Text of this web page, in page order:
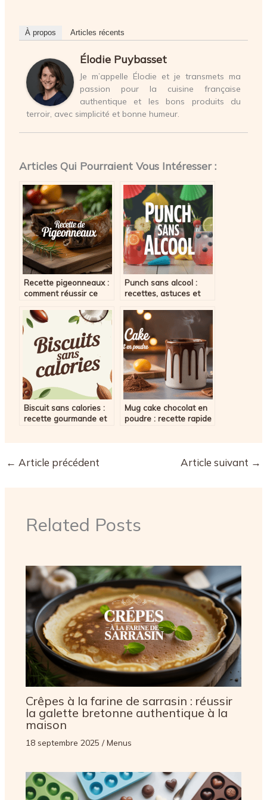
À propos Articles récents
Élodie Puybasset
Je m’appelle Élodie et je transmets ma
passion pour la cuisine française
authentique et les bons produits du
terroir, avec simplicité et bonne humeur.
Articles Qui Pourraient Vous Intéresser :
Recette pigeonneaux :
comment réussir ce
Punch sans alcool :
recettes, astuces et
boissons festives et
rafraîchissantes
Biscuit sans calories :
recette gourmande et
Mug cake chocolat en
poudre : recette rapide
← Article précédent Article suivant →
Related Posts
Crêpes à la farine de sarrasin : réussir
la galette bretonne authentique à la
maison
18 septembre 2025 /Menus